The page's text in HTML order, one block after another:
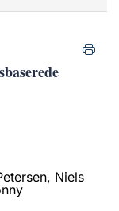
Niels